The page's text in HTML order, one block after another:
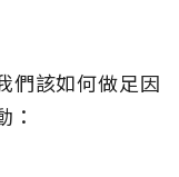
們該如何做足因